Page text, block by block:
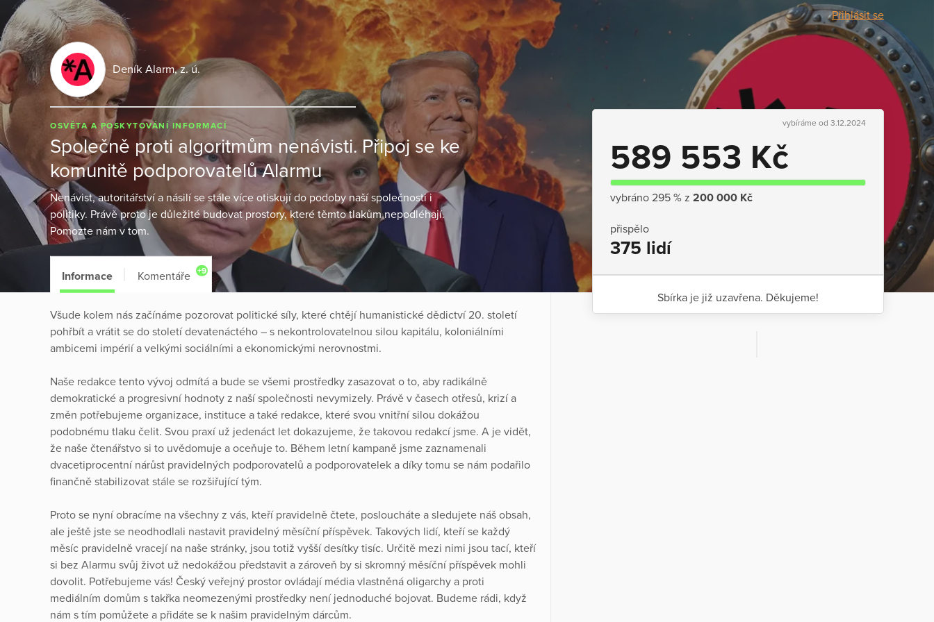
Přihlásit se
Deník Alarm, z. ú.
OSVĚTA A POSKYTOVÁNÍ INFORMACÍ
Společně proti algoritmům nenávisti. Připoj se ke
komunitě podporovatelů Alarmu
Nenávist, autoritářství a násilí se stále více otiskují do podoby naší společnosti i
politiky. Právě proto je důležité budovat prostory, které těmto tlakům nepodléhají.
Pomozte nám v tom.
vybíráme od 3.12.2024
589 553 Kč
vybráno 295 % z 200 000 Kč
přispělo
375 lidí
Sbírka je již uzavřena. Děkujeme!
Informace Komentáře +9
Všude kolem nás začínáme pozorovat politické síly, které chtějí humanistické dědictví 20. století
pohřbít a vrátit se do století devatenáctého – s nekontrolovatelnou silou kapitálu, koloniálními
ambicemi impérií a velkými sociálními a ekonomickými nerovnostmi.
Naše redakce tento vývoj odmítá a bude se všemi prostředky zasazovat o to, aby radikálně
demokratické a progresivní hodnoty z naší společnosti nevymizely. Právě v časech otřesů, krizí a
změn potřebujeme organizace, instituce a také redakce, které svou vnitřní silou dokážou
podobnému tlaku čelit. Svou praxí už jedenáct let dokazujeme, že takovou redakcí jsme. A je vidět,
že naše čtenářstvo si to uvědomuje a oceňuje to. Během letní kampaně jsme zaznamenali
dvacetiprocentní nárůst pravidelných podporovatelů a podporovatelek a díky tomu se nám podařilo
finančně stabilizovat stále se rozšiřující tým.
Proto se nyní obracíme na všechny z vás, kteří pravidelně čtete, posloucháte a sledujete náš obsah,
ale ještě jste se neodhodlali nastavit pravidelný měsíční příspěvek. Takových lidí, kteří se každý
měsíc pravidelně vracejí na naše stránky, jsou totiž vyšší desítky tisíc. Určitě mezi nimi jsou tací, kteří
si bez Alarmu svůj život už nedokážou představit a zároveň by si skromný měsíční příspěvek mohli
dovolit. Potřebujeme vás! Český veřejný prostor ovládají média vlastněná oligarchy a proti
mediálním domům s takřka neomezenými prostředky není jednoduché bojovat. Budeme rádi, když
nám s tím pomůžete a přidáte se k našim pravidelným dárcům.